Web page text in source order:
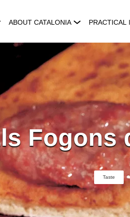
ABOUT CATALONIA PRACTICAL
Fogons
Taste